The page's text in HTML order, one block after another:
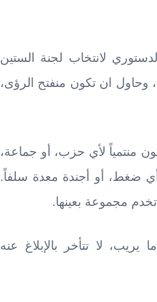
لانتخاب لجنة الستين
وحاول ان تكون منفتح الرؤى،
منتمياً لأي حزب، أو جماعة،
أي ضغط، أو أجندة معدة سلفاً.
مجموعة بعينها.
لا تتأخر بالإبلاغ عنه